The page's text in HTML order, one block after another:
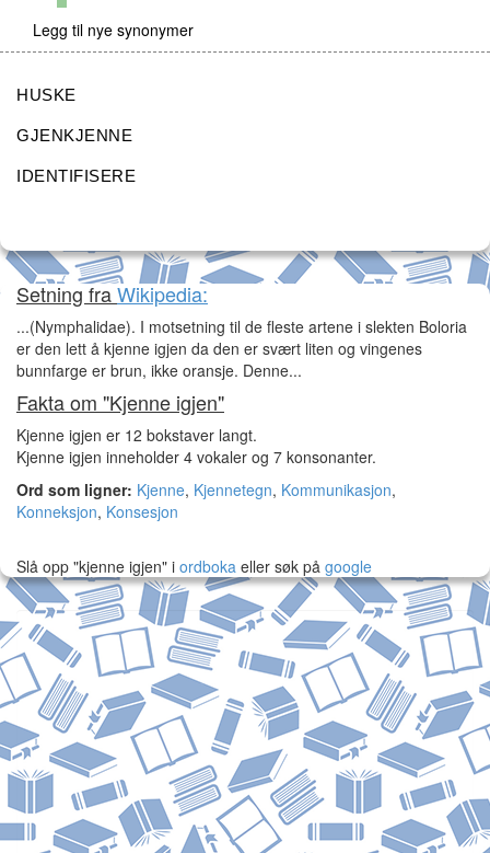
Legg til nye synonymer
HUSKE
GJENKJENNE
IDENTIFISERE
Setning fraWikipedia:
...(Nymphalidae). I motsetning til de fleste artene i slekten Boloria
er den lett å kjenne igjen da den er svært liten og vingenes
bunnfarge er brun, ikke oransje. Denne...
Fakta om "Kjenne igjen"
Kjenne igjen er 12 bokstaver langt.
Kjenne igjen inneholder 4 vokaler og 7 konsonanter.
Ord som ligner: Kjenne, Kjennetegn, Kommunikasjon,
Konneksjon, Konsesjon
Slå opp "kjenne igjen" i ordboka eller søk på google